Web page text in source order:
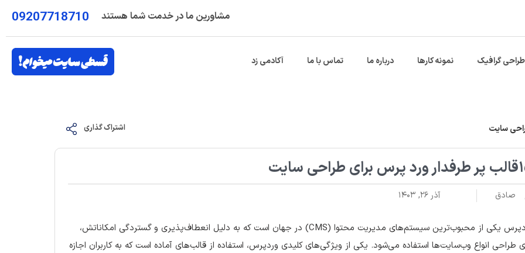
مشاورین ما در خدمت شما هستند 09207718710
طراحی گرافیک نمونه کارها درباره ما تماس با ما آکادمی زد
اشتراک گذاری
سایت
صادق آذر ۲۶, ۱۴۰۳
وردپرس یکی از محبوب‌ترین سیستم‌های مدیریت محتوا (CMS) در جهان است که به دلیل انعطاف‌پذیری و گستردگی امکاناتش،
طراحی انواع وب‌سایت‌ها استفاده می‌شود. یکی از ویژگی‌های کلیدی وردپرس، استفاده از قالب‌های آماده است که به کاربران اجازه